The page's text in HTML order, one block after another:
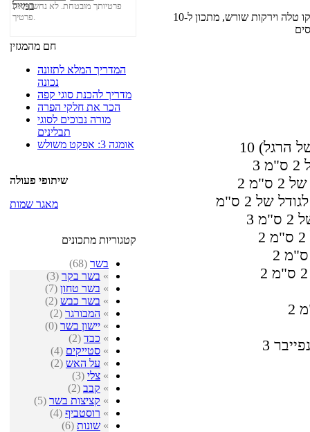
פרטיותך מובטחת. לא נחשוף את
פרטיך.
חם מהמגזין
המדריך המלא לתזונה
נכונה
מדריך להכנת סוגי קפה
הכר את חלקי הפרה
מורה נבוכים לסוגי
תבלינים
אומגה 3: אפקט משולש
שיתופי פעולה
מאגר שמות
קטגוריות מתכונים
בשר (68)
» בשר בקר (3)
» בשר טחון (7)
» בשר כבש (2)
» המבורגר (2)
» יישון בשר (0)
» כבד (2)
» סטייקים (4)
» על האש (2)
» צלי (3)
» קבב (2)
» קציצות בשר (5)
» רוסטביף (4)
» שונות (6)
מתכון למנת חג עיקרית, חגיגית במיוחד: תבשיל אוסובוקו טלה וירקות שורש, מתכון ל-10
הרגל)
ס"מ
של 2 ס"מ